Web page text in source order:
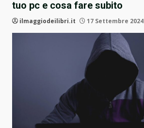
tuo pc e cosa fare subito
ilmaggiodeilibri.it 17 Settembre 2024